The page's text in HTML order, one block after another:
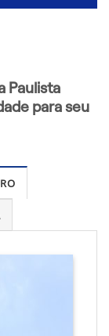
Paulista
para seu